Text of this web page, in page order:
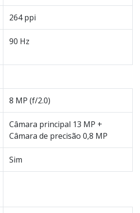
264 ppi
90 Hz
8 MP (f/2.0)
Câmara principal 13 MP +
Câmara de precisão 0,8 MP
Sim